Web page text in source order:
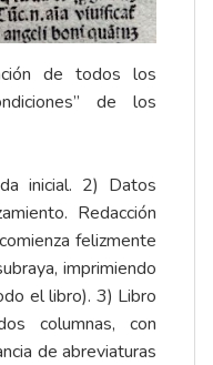
de todos los
de los
inicial. 2) Datos
Redacción
felizmente
imprimiendo
el libro). 3) Libro
columnas, con
de abreviaturas